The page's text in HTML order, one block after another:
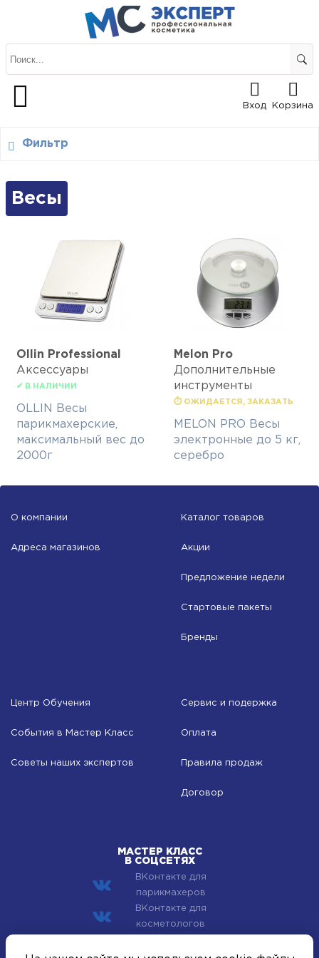
Вход Корзина
Фильтр
Весы
Ollin Professional
Аксессуары
✔ В НАЛИЧИИ
OLLIN Весы
парикмахерские,
максимальный вес до
2000г
Melon Pro
Дополнительные
инструменты
⏱ ОЖИДАЕТСЯ, ЗАКАЗАТЬ
MELON PRO Весы
электронные до 5 кг,
серебро
О компании
Адреса магазинов
Каталог товаров
Акции
Предложение недели
Стартовые пакеты
Бренды
Центр Обучения
События в Мастер Класс
Советы наших экспертов
Сервис и подержка
Оплата
Правила продаж
Договор
МАСТЕР КЛАСС
В СОЦСЕТЯХ
ВКонтакте для
парикмахеров
ВКонтакте для
косметологов